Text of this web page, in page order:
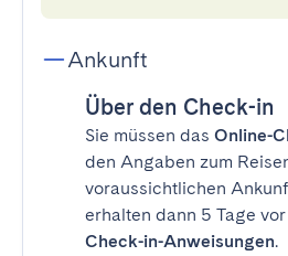
Ankunft
Über den Check-in
Sie müssen das Online-
den Angaben zum
voraussichtlichen
erhalten dann 5 Tage
Check-in-Anweisungen.